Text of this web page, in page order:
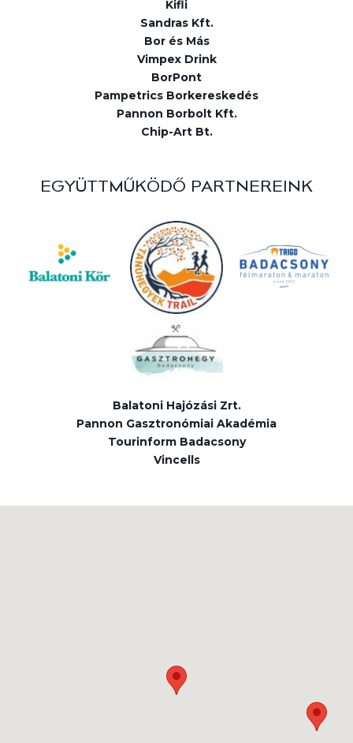
Kifli
Sandras Kft.
Bor és Más
Vimpex Drink
BorPont
Pampetrics Borkereskedés
Pannon Borbolt Kft.
Chip-Art Bt.
EGYÜTTMŰKÖDŐ PARTNEREINK
Balatoni Hajózási Zrt.
Pannon Gasztronómiai Akadémia
Tourinform Badacsony
Vincells